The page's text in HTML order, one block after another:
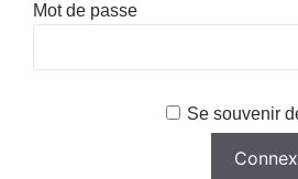
Mot de passe
Se souvenir